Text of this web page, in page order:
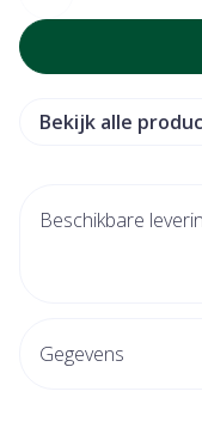
Bekijk alle
Beschikbare
Gegevens